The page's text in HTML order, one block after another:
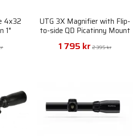
4x32
1"
UTG 3X Magnifier with Flip-
to-side QD Picatinny Mount
1 795 kr 2 395 kr